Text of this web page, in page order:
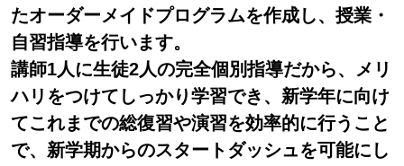
たオーダーメイドプログラムを作成し、授業・
自習指導を行います。
講師1人に生徒2人の完全個別指導だから、メリ
ハリをつけてしっかり学習でき、新学年に向け
てこれまでの総復習や演習を効率的に行うこと
で、新学期からのスタートダッシュを可能にし